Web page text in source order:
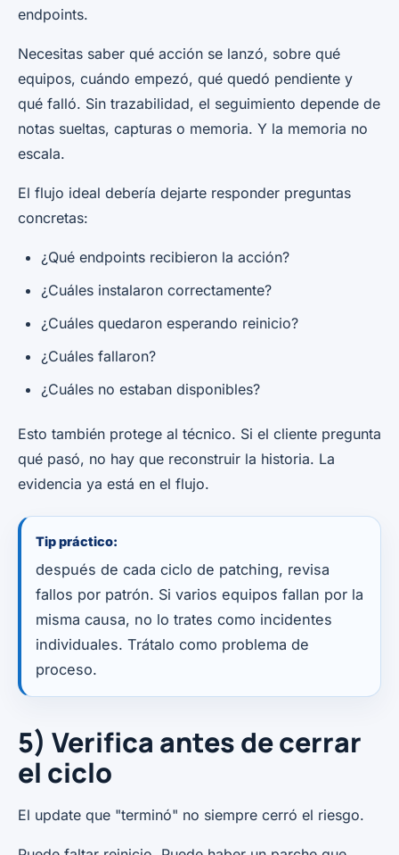
endpoints.
Necesitas saber qué acción se lanzó, sobre qué
equipos, cuándo empezó, qué quedó pendiente y
qué falló. Sin trazabilidad, el seguimiento depende de
notas sueltas, capturas o memoria. Y la memoria no
escala.
El flujo ideal debería dejarte responder preguntas
concretas:
¿Qué endpoints recibieron la acción?
¿Cuáles instalaron correctamente?
¿Cuáles quedaron esperando reinicio?
¿Cuáles fallaron?
¿Cuáles no estaban disponibles?
Esto también protege al técnico. Si el cliente pregunta
qué pasó, no hay que reconstruir la historia. La
evidencia ya está en el flujo.
Tip práctico:
después de cada ciclo de patching, revisa
fallos por patrón. Si varios equipos fallan por la
misma causa, no lo trates como incidentes
individuales. Trátalo como problema de
proceso.
5) Verifica antes de cerrar
el ciclo
El update que "terminó" no siempre cerró el riesgo.